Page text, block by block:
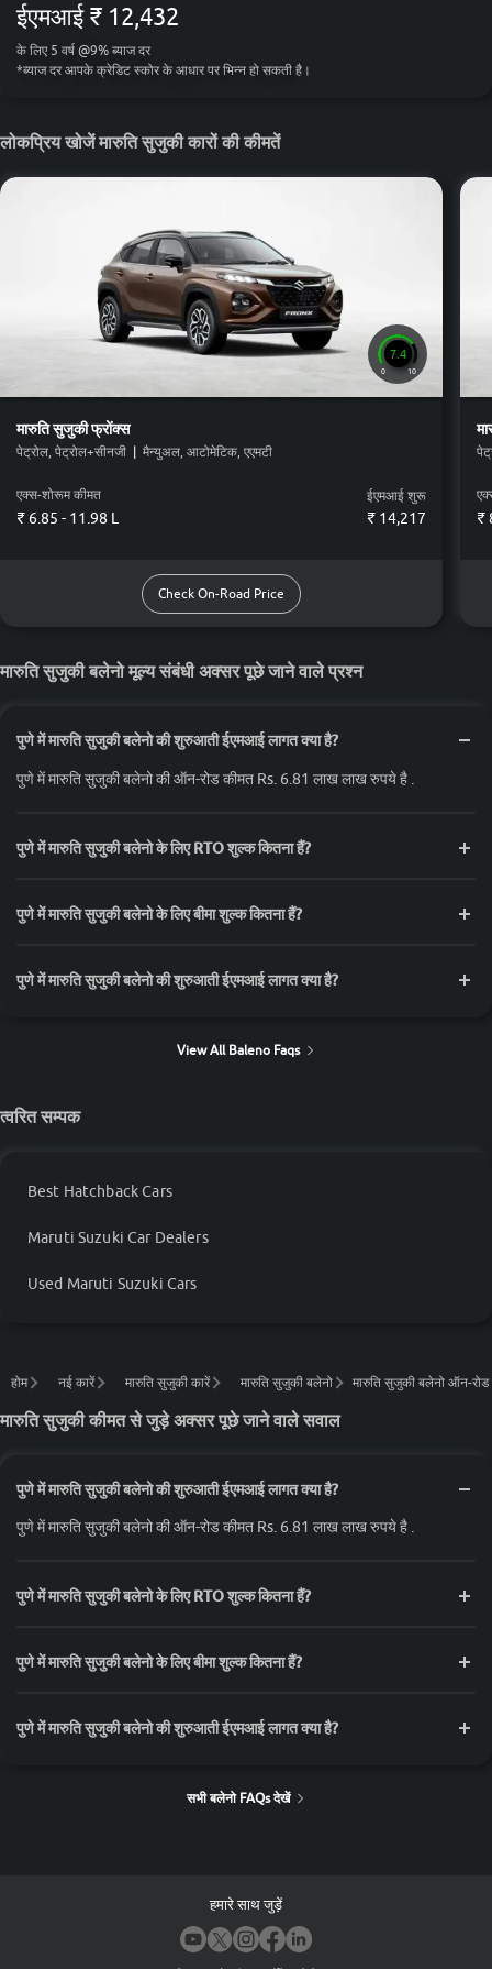
ईएमआई ₹ 12,432
के लिए 5 वर्ष @9% ब्याज दर
*ब्याज दर आपके क्रेडिट स्कोर के आधार पर भिन्न हो सकती है।
लोकप्रिय खोजें मारुति सुजुकी कारों की कीमतें
7.4
0 10
मारुति सुजुकीफ्रोंक्स
पेट्रोल, पेट्रोल+सीनजी | मैन्युअल, आटोमेटिक, एएमटी
एक्स-शोरूम कीमत
₹ 6.85 - 11.98 L
ईएमआई शुरू
₹ 14,217
Check On-Road Price
₹
मारुति सुजुकी बलेनो मूल्य संबंधी अक्सर पूछे जाने वाले प्रश्न
पुणे में मारुति सुजुकी बलेनो की शुरुआती ईएमआई लागत क्या है?
पुणे में मारुति सुजुकी बलेनो की ऑन-रोड कीमत Rs. 6.81 लाख लाख रुपये है .
पुणे में मारुति सुजुकी बलेनो के लिए RTO शुल्क कितना हैं?
पुणे में मारुति सुजुकी बलेनो के लिए बीमा शुल्क कितना हैं?
पुणे में मारुति सुजुकी बलेनो की शुरुआती ईएमआई लागत क्या है?
View All Baleno Faqs
त्वरित सम्पक
Best Hatchback Cars
Maruti Suzuki Car Dealers
Used Maruti Suzuki Cars
होम नई कारें मारुति सुजुकी कारें मारुति सुजुकी बलेनो मारुति सुजुकी बलेनो ऑन-रोड
मारुति सुजुकी कीमत से जुड़े अक्सर पूछे जाने वाले सवाल
पुणे में मारुति सुजुकी बलेनो की शुरुआती ईएमआई लागत क्या है?
पुणे में मारुति सुजुकी बलेनो की ऑन-रोड कीमत Rs. 6.81 लाख लाख रुपये है .
पुणे में मारुति सुजुकी बलेनो के लिए RTO शुल्क कितना हैं?
पुणे में मारुति सुजुकी बलेनो के लिए बीमा शुल्क कितना हैं?
पुणे में मारुति सुजुकी बलेनो की शुरुआती ईएमआई लागत क्या है?
सभी बलेनो FAQs देखें
हमारे साथ जुड़ें